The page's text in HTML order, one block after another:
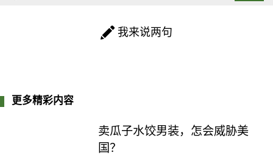
我来说两句
更多精彩内容
卖瓜子水饺男装，怎会威胁美
国？